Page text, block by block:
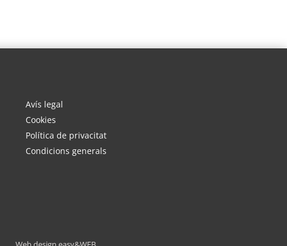
Avís legal
Cookies
Política de privacitat
Condicions generals